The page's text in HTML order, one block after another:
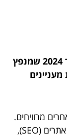
השכר האמיתי של מומחה SEO: מדריך 2024 שמנפץ
מרוויחים.
ובתחום הדינמי והמסתורי משהו של קידום אתרים (SEO),